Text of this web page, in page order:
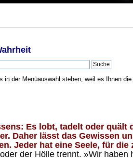
der Menüauswahl stehen, weil es Ihnen die
Es lobt, tadelt oder
Daher lässt das Gewissen
Jeder hat eine Seele, für
der Hölle trennt. »Wir